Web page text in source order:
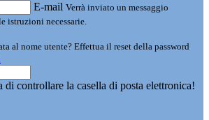
E-mail Verrà inviato un messaggio
istruzioni necessarie.
al nome utente? Effettua il reset della password
di controllare la casella di posta elettronica!